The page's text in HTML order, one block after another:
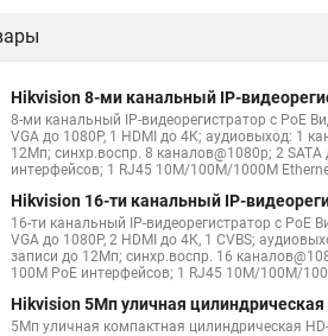
Hikvision 8-ми канальный IP-
8-ми канальный IP-видеорегистратор c PoE
VGA до 1080Р, 1 HDMI до 4К; аудиовыход: 1
12Мп; синхр.воспр. 8 каналов@1080р; 2
интерфейсов; 1 RJ45 10M/100M/1000M
Hikvision 16-ти канальный IP-
16-ти канальный IP-видеорегистратор c PoE
VGA до 1080Р, 2 HDMI до 4К, 1 CVBS;
записи до 12Мп; синхр.воспр. 16
100M PoE интерфейсов; 1 RJ45 10M/100M/
Hikvision 5Мп уличная цилиндрическая
5Мп уличная компактная цилиндрическая